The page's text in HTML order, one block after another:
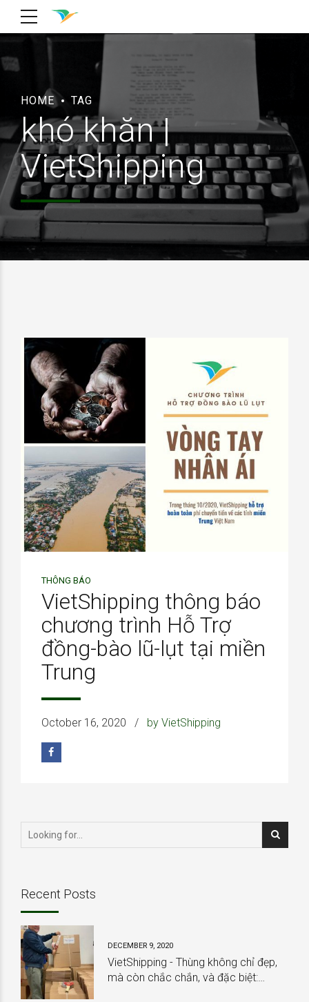
HOME TAG
khó khăn |
VietShipping
THÔNG BÁO
VietShipping thông báo
chương trình Hỗ Trợ
đồng-bào lũ-lụt tại miền
Trung
October 16, 2020 by VietShipping
Recent Posts
DECEMBER 9, 2020
VietShipping - Thùng không chỉ đẹp,
mà còn chắc chắn, và đặc biệt: